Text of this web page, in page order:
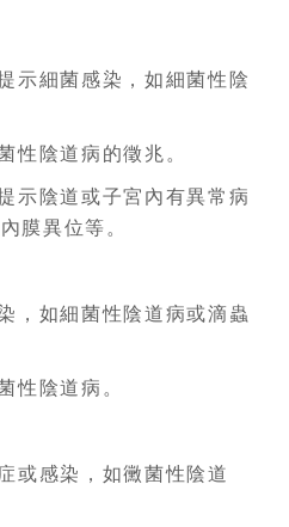
示細菌感染，如細菌性陰
性陰道病的徵兆。
示陰道或子宮內有異常病
膜異位等。
，如細菌性陰道病或滴蟲
性陰道病。
或感染，如黴菌性陰道